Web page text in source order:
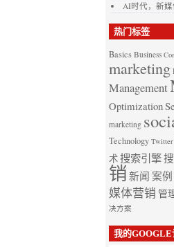
AI时代，新
热门标签
Basics Business
marketing
Management
Optimization
marketing
Technology Twitter
术搜索引擎
销 新闻 案例
媒体营销 管
决方案
我的GOOGLE